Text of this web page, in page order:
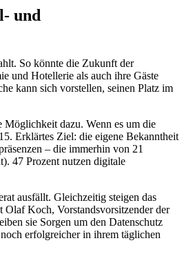
und
So könnte die Zukunft der
und Hotellerie als auch ihre Gäste
kann sich vorstellen, seinen Platz im
Möglichkeit dazu. Wenn es um die
Erklärtes Ziel: die eigene Bekanntheit
– die immerhin von 21
47 Prozent nutzen digitale
ausfällt. Gleichzeitig steigen das
Olaf Koch, Vorstandsvorsitzender der
sie Sorgen um den Datenschutz
erfolgreicher in ihrem täglichen